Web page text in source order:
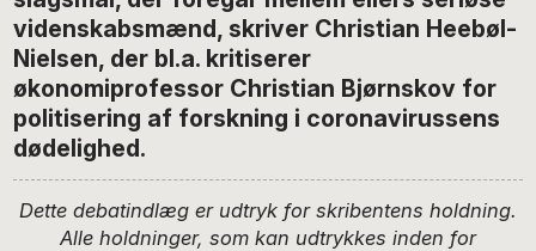
videnskabsmænd, skriver Christian Heebøl-
Nielsen, der bl.a. kritiserer
økonomiprofessor Christian Bjørnskov for
politisering af forskning i coronavirussens
dødelighed.
Dette debatindlæg er udtryk for skribentens holdning.
Alle holdninger, som kan udtrykkes inden for